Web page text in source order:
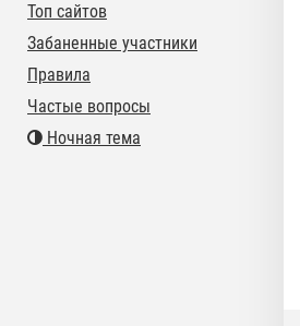
Топ сайтов
Забаненные участники
Правила
Частые вопросы
Ночная тема